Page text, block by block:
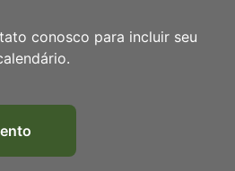
conosco para incluir seu